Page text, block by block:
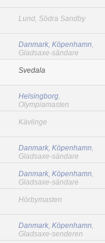
Lund, Södra Sandby
Danmark, Köpenhamn,
Gladsaxe-sändare
Svedala
Helsingborg,
Olympiamasten
Kävlinge
Danmark, Köpenhamn,
Gladsaxe-sändare
Danmark, Köpenhamn,
Gladsaxe-sändare
Hörbymasten
Danmark, Köpenhamn,
Gladsaxe-senderen